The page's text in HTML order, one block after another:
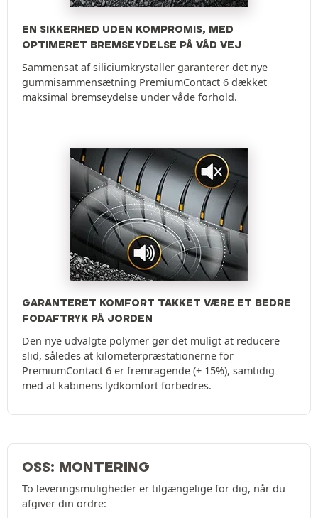
EN SIKKERHED UDEN KOMPROMIS, MED
OPTIMERET BREMSEYDELSE PÅ VÅD VEJ
Sammensat af siliciumkrystaller garanterer det nye
gummisammensætning PremiumContact 6 dækket
maksimal bremseydelse under våde forhold.
GARANTERET KOMFORT TAKKET VÆRE ET BEDRE
FODAFTRYK PÅ JORDEN
Den nye udvalgte polymer gør det muligt at reducere
slid, således at kilometerpræstationerne for
PremiumContact 6 er fremragende (+ 15%), samtidig
med at kabinens lydkomfort forbedres.
OSS: MONTERING
To leveringsmuligheder er tilgængelige for dig, når du
afgiver din ordre: